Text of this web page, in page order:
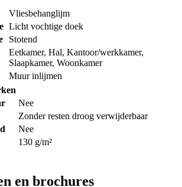
Vliesbehanglijm
Licht vochtige doek
Stotend
Eetkamer, Hal, Kantoor/werkkamer,
Slaapkamer, Woonkamer
Muur inlijmen
Nee
Zonder resten droog verwijderbaar
Nee
130 g/m²
en brochures